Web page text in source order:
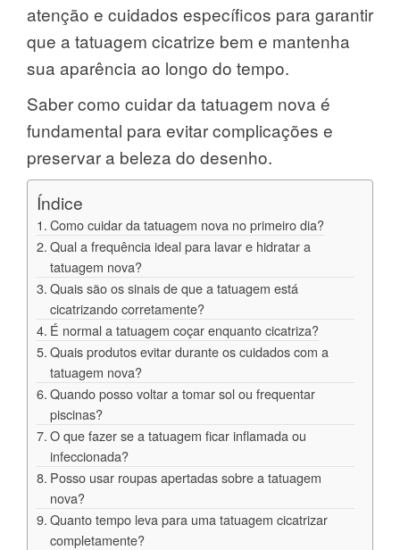
atenção e cuidados específicos para garantir
que a tatuagem cicatrize bem e mantenha
sua aparência ao longo do tempo.
Saber como cuidar da tatuagem nova é
fundamental para evitar complicações e
preservar a beleza do desenho.
Índice
Como cuidar da tatuagem nova no primeiro dia?
Qual a frequência ideal para lavar e hidratar a
tatuagem nova?
Quais são os sinais de que a tatuagem está
cicatrizando corretamente?
É normal a tatuagem coçar enquanto cicatriza?
Quais produtos evitar durante os cuidados com a
tatuagem nova?
Quando posso voltar a tomar sol ou frequentar
piscinas?
O que fazer se a tatuagem ficar inflamada ou
infeccionada?
Posso usar roupas apertadas sobre a tatuagem
nova?
Quanto tempo leva para uma tatuagem cicatrizar
completamente?